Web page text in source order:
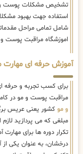
تشخیص مشکلات پوست و
استفاده جهت بهبود
شامل تمامی مراحل
اموزشگاه مراقبت پوست
آموزش حرفه ای
برای کسب تجربه و حرفه
مراقبت پوست و مو در
و مو کشور یعنی عریس
مبلغی که می پردازید
تکرار دوره ها برای
درخشان، به عنوان یکی